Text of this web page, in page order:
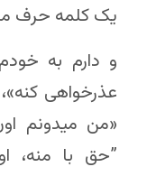
یک کلمه حرف
و دارم به
عذرخواهی
«من میدونم
”حق با منه،